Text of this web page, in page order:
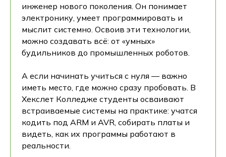
инженер нового поколения. Он понимает
электронику, умеет программировать и
мыслит системно. Освоив эти технологии,
можно создавать всё: от «умных»
будильников до промышленных роботов.
А если начинать учиться с нуля — важно
иметь место, где можно сразу пробовать. В
Хекслет Колледже студенты осваивают
встраиваемые системы на практике: учатся
кодить под ARM и AVR, собирать платы и
видеть, как их программы работают в
реальности.